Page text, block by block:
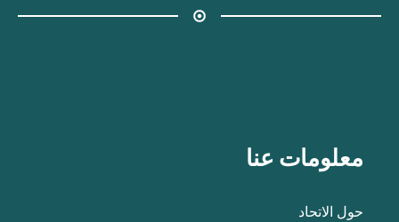
معلومات عنا
حول الاتحاد